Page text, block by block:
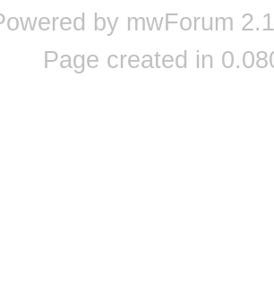
by mwForum
Page created in